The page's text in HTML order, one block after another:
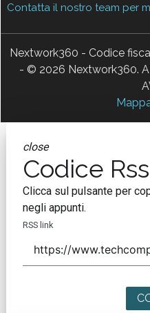
Contatta il nostro team per
Nextwork360 - Codice
- © 2026 Nextwork360.
close
Codice Rss
Clicca sul pulsante per
negli appunti.
RSS link